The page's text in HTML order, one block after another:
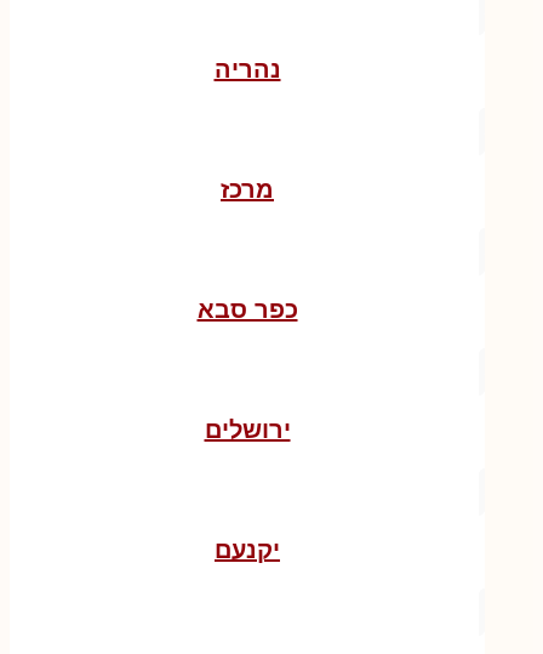
נהריה
מרכז
כפר סבא
ירושלים
יקנעם